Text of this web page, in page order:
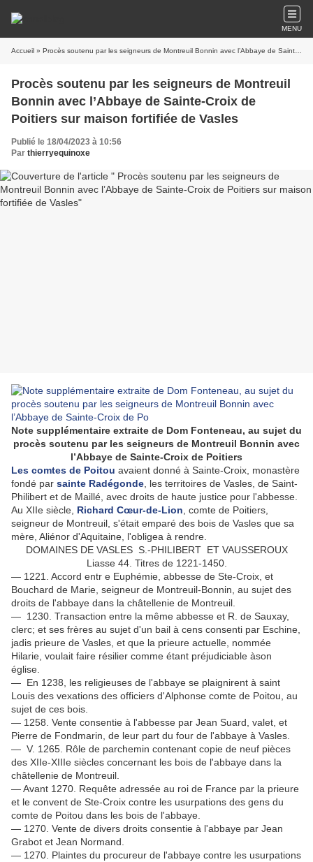
MENU
Accueil » Procès soutenu par les seigneurs de Montreuil Bonnin avec l’Abbaye de Sainte-Croix de Poitiers sur maison fortifiée de Vasles
Procès soutenu par les seigneurs de Montreuil
Bonnin avec l’Abbaye de Sainte-Croix de
Poitiers sur maison fortifiée de Vasles
Publié le 18/04/2023 à 10:56
Par thierryequinoxe
Note supplémentaire extraite de Dom Fonteneau, au sujet du
procès soutenu par les seigneurs de Montreuil Bonnin avec
l’Abbaye de Sainte-Croix de Poitiers
Les comtes de Poitou avaient donné à Sainte-Croix, monastère
fondé par sainte Radégonde , les territoires de Vasles, de Saint-
Philibert et de Maillé, avec droits de haute justice pour l'abbesse.
Au XIIe siècle, Richard Cœur-de-Lion , comte de Poitiers,
seigneur de Montreuil, s'était emparé des bois de Vasles que sa
mère, Aliénor d'Aquitaine, l'obligea à rendre.
DOMAINES DE VASLES S.-PHILIBERT ET VAUSSEROUX
Liasse 44. Titres de 1221-1450.
— 1221. Accord entr e Euphémie, abbesse de Ste-Croix, et
Bouchard de Marie, seigneur de Montreuil-Bonnin, au sujet des
droits de l'abbaye dans la châtellenie de Montreuil.
— 1230. Transaction entre la même abbesse et R. de Sauxay,
clerc; et ses frères au sujet d'un bail à cens consenti par Eschine,
jadis prieure de Vasles, et que la prieure actuelle, nommée
Hilarie, voulait faire résilier comme étant préjudiciable àson
église.
— En 1238, les religieuses de l'abbaye se plaignirent à saint
Louis des vexations des officiers d'Alphonse comte de Poitou, au
sujet de ces bois.
— 1258. Vente consentie à l'abbesse par Jean Suard, valet, et
Pierre de Fondmarin, de leur part du four de l'abbaye à Vasles.
— V. 1265. Rôle de parchemin contenant copie de neuf pièces
des XIIe-XIIIe siècles concernant les bois de l'abbaye dans la
châtellenie de Montreuil.
— Avant 1270. Requête adressée au roi de France par la prieure
et le convent de Ste-Croix contre les usurpations des gens du
comte de Poitou dans les bois de l'abbaye.
— 1270. Vente de divers droits consentie à l'abbaye par Jean
Grabot et Jean Normand.
— 1270. Plaintes du procureur de l'abbaye contre les usurpations